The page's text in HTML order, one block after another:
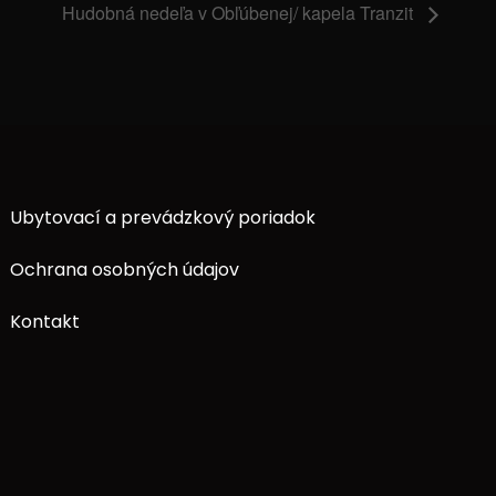
Hudobná nedeľa v Obľúbenej/ kapela Tranzit
Ubytovací a prevádzkový poriadok
Ochrana osobných údajov
Kontakt